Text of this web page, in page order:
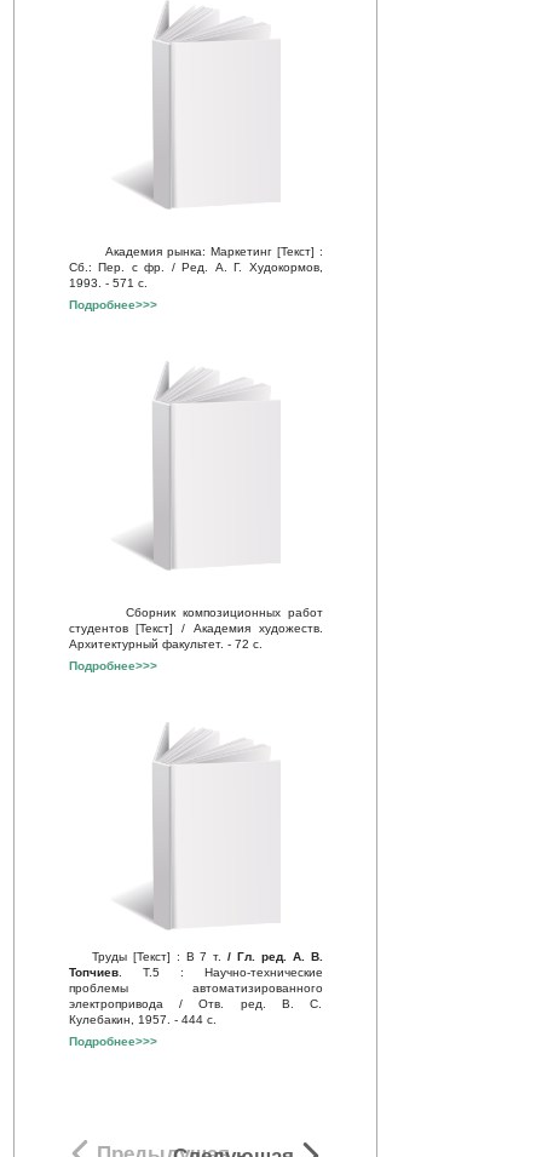
Академия рынка: Маркетинг [Текст] :
Сб.: Пер. с фр. / Ред. А. Г. Худокормов,
1993. - 571 с.
Подробнее>>>
Сборник композиционных работ
студентов [Текст] / Академия художеств.
Архитектурный факультет. - 72 с.
Подробнее>>>
Труды [Текст] : В 7 т. / Гл. ред. А. В.
Топчиев. Т.5 : Научно-технические
проблемы автоматизированного
электропривода / Отв. ред. В. С.
Кулебакин, 1957. - 444 с.
Подробнее>>>